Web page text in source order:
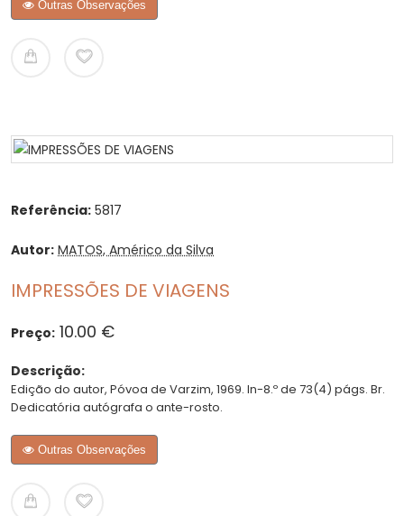
Outras Observações
Referência: 5817
Autor: MATOS, Américo da Silva
IMPRESSÕES DE VIAGENS
Preço: 10.00 €
Descrição:
Edição do autor, Póvoa de Varzim, 1969. In-8.º de 73(4) págs. Br.
Dedicatória autógrafa o ante-rosto.
Outras Observações